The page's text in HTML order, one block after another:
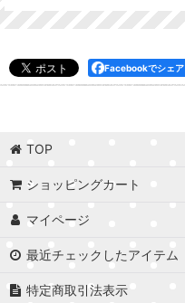
Facebookでシェア
TOP
ショッピングカート
マイページ
最近チェックしたアイテム
特定商取引法表示